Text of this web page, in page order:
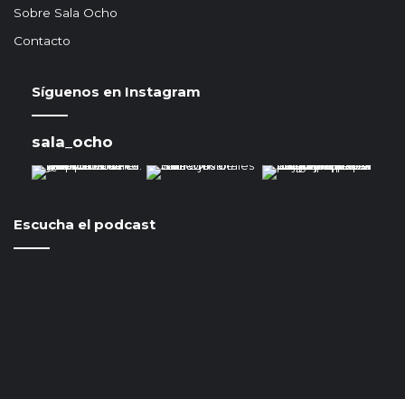
Sobre Sala Ocho
Contacto
Síguenos en Instagram
sala_ocho
Escucha el podcast